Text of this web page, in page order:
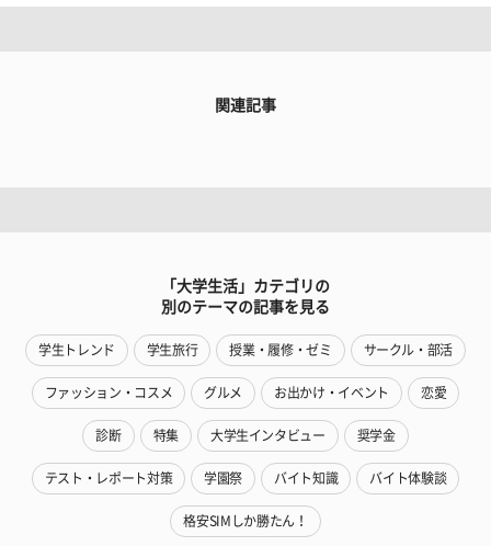
関連記事
「大学生活」カテゴリの
別のテーマの記事を見る
学生トレンド 学生旅行 授業・履修・ゼミ サークル・部活
ファッション・コスメ グルメ お出かけ・イベント 恋愛
診断 特集 大学生インタビュー 奨学金
テスト・レポート対策 学園祭 バイト知識 バイト体験談
格安SIMしか勝たん！